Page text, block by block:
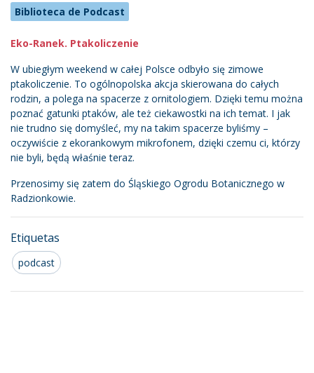
Biblioteca de Podcast
Eko-Ranek. Ptakoliczenie
W ubiegłym weekend w całej Polsce odbyło się zimowe
ptakoliczenie. To ogólnopolska akcja skierowana do całych
rodzin, a polega na spacerze z ornitologiem. Dzięki temu można
poznać gatunki ptaków, ale też ciekawostki na ich temat. I jak
nie trudno się domyśleć, my na takim spacerze byliśmy –
oczywiście z ekorankowym mikrofonem, dzięki czemu ci, którzy
nie byli, będą właśnie teraz.
Przenosimy się zatem do Śląskiego Ogrodu Botanicznego w
Radzionkowie.
Etiquetas
podcast